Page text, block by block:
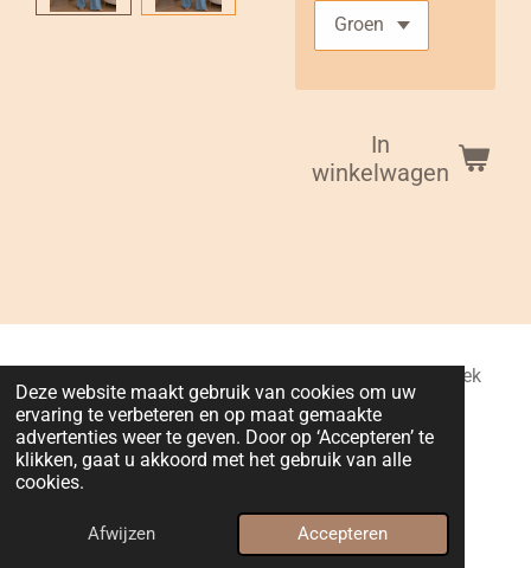
Deze website maakt gebruik van cookies om uw
ervaring te verbeteren en op maat gemaakte
advertenties weer te geven. Door op ‘Accepteren’ te
klikken, gaat u akkoord met het gebruik van alle
cookies.
Afwijzen Accepteren
In
winkelwagen
Lilo Deco : Gebroeders Van Benedenlaan 5, Ruisbroek
(Puurs-Sint-Amands), België
BTW nummer : BE0763628342
IBAN (rekeningnummer) : BE49 1030 9150 2971
© 2024 - 2026 Lilo Deco